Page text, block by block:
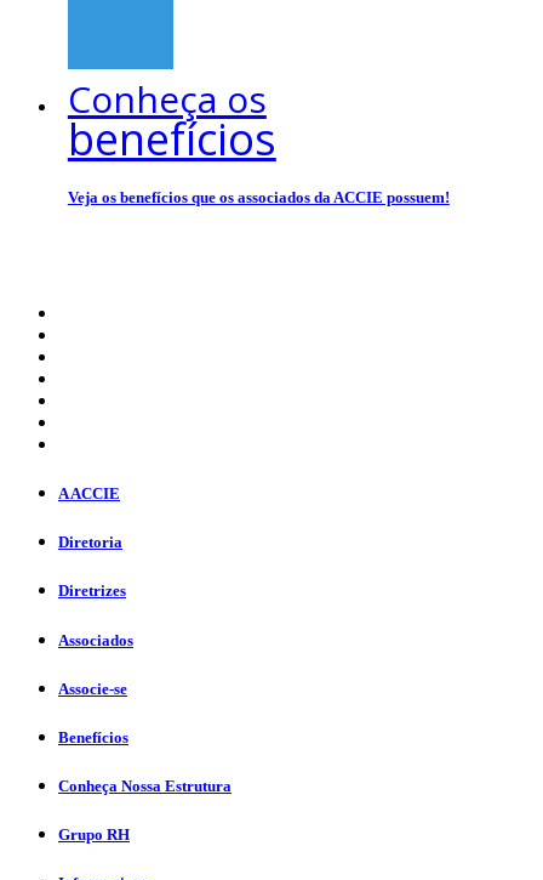
Conheça os
benefícios
Veja os benefícios que os associados da ACCIE possuem!
A ACCIE
Diretoria
Diretrizes
Associados
Associe-se
Benefícios
Conheça Nossa Estrutura
Grupo RH